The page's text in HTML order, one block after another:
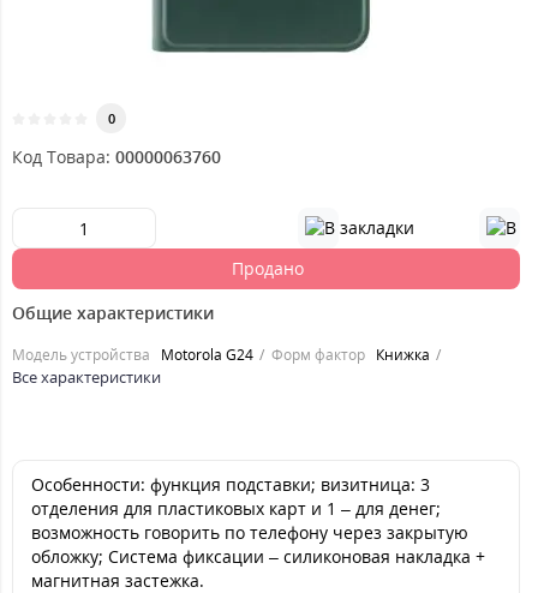
0
Код Товара: 00000063760
Продано
Общие характеристики
Модель устройства Motorola G24 Форм фактор Книжка
Все характеристики
Особенности: функция подставки; визитница: 3
отделения для пластиковых карт и 1 – для денег;
возможность говорить по телефону через закрытую
обложку; Система фиксации – силиконовая накладка +
магнитная застежка.